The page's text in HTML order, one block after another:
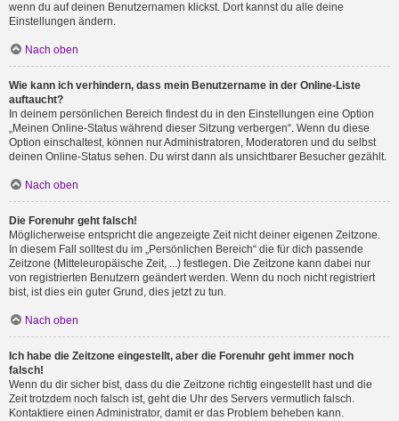
wenn du auf deinen Benutzernamen klickst. Dort kannst du alle deine
Einstellungen ändern.
Nach oben
Wie kann ich verhindern, dass mein Benutzername in der Online-Liste
auftaucht?
In deinem persönlichen Bereich findest du in den Einstellungen eine Option
„Meinen Online-Status während dieser Sitzung verbergen“. Wenn du diese
Option einschaltest, können nur Administratoren, Moderatoren und du selbst
deinen Online-Status sehen. Du wirst dann als unsichtbarer Besucher gezählt.
Nach oben
Die Forenuhr geht falsch!
Möglicherweise entspricht die angezeigte Zeit nicht deiner eigenen Zeitzone.
In diesem Fall solltest du im „Persönlichen Bereich“ die für dich passende
Zeitzone (Mitteleuropäische Zeit, ...) festlegen. Die Zeitzone kann dabei nur
von registrierten Benutzern geändert werden. Wenn du noch nicht registriert
bist, ist dies ein guter Grund, dies jetzt zu tun.
Nach oben
Ich habe die Zeitzone eingestellt, aber die Forenuhr geht immer noch
falsch!
Wenn du dir sicher bist, dass du die Zeitzone richtig eingestellt hast und die
Zeit trotzdem noch falsch ist, geht die Uhr des Servers vermutlich falsch.
Kontaktiere einen Administrator, damit er das Problem beheben kann.